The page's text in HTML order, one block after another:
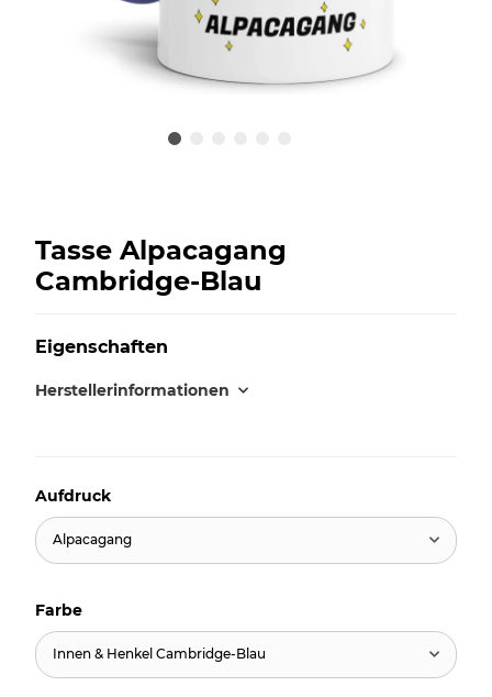
Tasse Alpacagang
Cambridge-Blau
Eigenschaften
Herstellerinformationen
Aufdruck
Alpacagang
Farbe
Innen & Henkel Cambridge-Blau